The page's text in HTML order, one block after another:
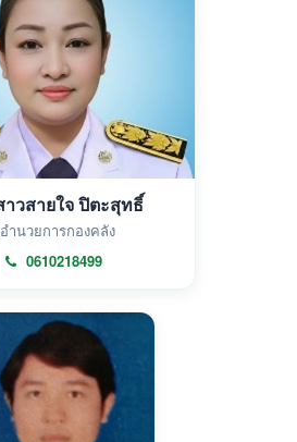
าวสายใจ ปิตะสุทธิ์
ำนวยการกองคลัง
0610218499